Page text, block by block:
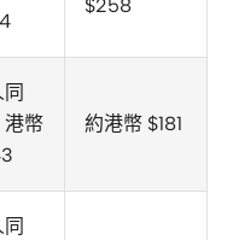
$258
港幣
約港幣 $181